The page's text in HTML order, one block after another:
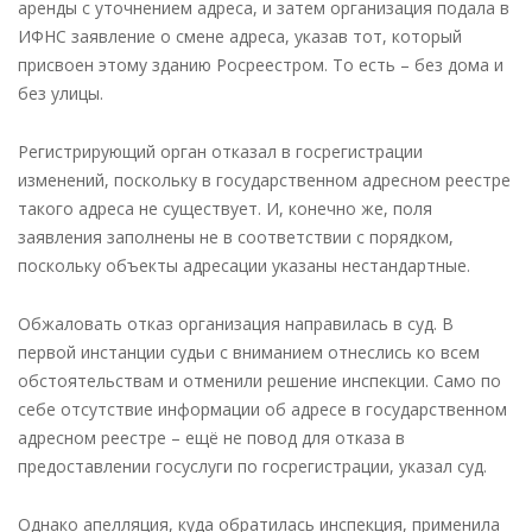
аренды с уточнением адреса, и затем организация подала в
ИФНС заявление о смене адреса, указав тот, который
присвоен этому зданию Росреестром. То есть – без дома и
без улицы.
Регистрирующий орган отказал в госрегистрации
изменений, поскольку в государственном адресном реестре
такого адреса не существует. И, конечно же, поля
заявления заполнены не в соответствии с порядком,
поскольку объекты адресации указаны нестандартные.
Обжаловать отказ организация направилась в суд. В
первой инстанции судьи с вниманием отнеслись ко всем
обстоятельствам и отменили решение инспекции. Само по
себе отсутствие информации об адресе в государственном
адресном реестре – ещё не повод для отказа в
предоставлении госуслуги по госрегистрации, указал суд.
Однако апелляция, куда обратилась инспекция, применила